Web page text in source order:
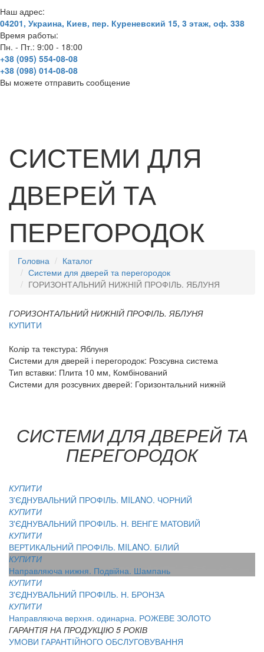
Наш адрес:
04201, Украина, Киев, пер. Куреневский 15, 3 этаж, оф. 338
Время работы:
Пн. - Пт.: 9:00 - 18:00
+38 (095) 554-08-08
+38 (098) 014-08-08
Вы можете отправить сообщение
СИСТЕМИ ДЛЯ
ДВЕРЕЙ ТА
ПЕРЕГОРОДОК
Головна
Каталог
Системи для дверей та перегородок
ГОРИЗОНТАЛЬНИЙ НИЖНІЙ ПРОФІЛЬ. ЯБЛУНЯ
ГОРИЗОНТАЛЬНИЙ НИЖНІЙ ПРОФІЛЬ. ЯБЛУНЯ
КУПИТИ
Колір та текстура: Яблуня
Системи для дверей і перегородок: Розсувна система
Тип вставки: Плита 10 мм, Комбінований
Системи для розсувних дверей: Горизонтальний нижній
СИСТЕМИ ДЛЯ ДВЕРЕЙ ТА
ПЕРЕГОРОДОК
КУПИТИ
З'ЄДНУВАЛЬНИЙ ПРОФІЛЬ. MILANO. ЧОРНИЙ
КУПИТИ
З'ЄДНУВАЛЬНИЙ ПРОФІЛЬ. Н. ВЕНГЕ МАТОВИЙ
КУПИТИ
ВЕРТИКАЛЬНИЙ ПРОФІЛЬ. MILANO. БІЛИЙ
КУПИТИ
Направляюча нижня. Подвійна. Шампань
КУПИТИ
З'ЄДНУВАЛЬНИЙ ПРОФІЛЬ. Н. БРОНЗА
КУПИТИ
Направляюча верхня. одинарна. РОЖЕВЕ ЗОЛОТО
ГАРАНТІЯ НА ПРОДУКЦІЮ 5 РОКІВ
УМОВИ ГАРАНТІЙНОГО ОБСЛУГОВУВАННЯ